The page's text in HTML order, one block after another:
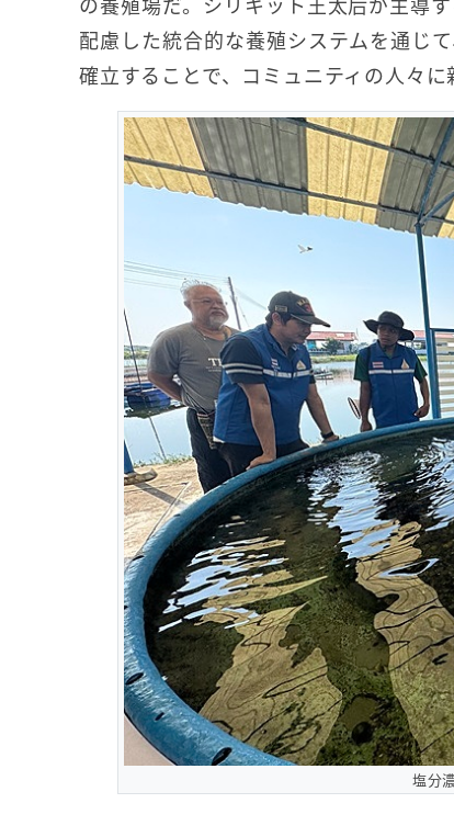
配慮した統合的な養殖システムを通じ
確立することで、コミュニティの人々
塩分